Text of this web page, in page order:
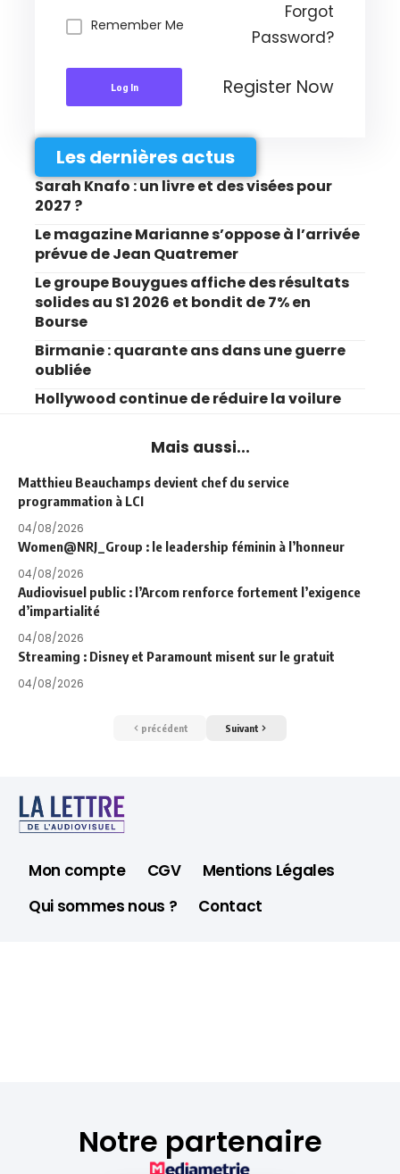
Remember Me
Forgot
Password?
Log In Register Now
Les dernières actus
Sarah Knafo : un livre et des visées pour
2027 ?
Le magazine Marianne s’oppose à l’arrivée
prévue de Jean Quatremer
Le groupe Bouygues affiche des résultats
solides au S1 2026 et bondit de 7% en
Bourse
Birmanie : quarante ans dans une guerre
oubliée
Hollywood continue de réduire la voilure
Mais aussi...
Matthieu Beauchamps devient chef du service
programmation à LCI
04/08/2026
Women@NRJ_Group : le leadership féminin à l’honneur
04/08/2026
Audiovisuel public : l’Arcom renforce fortement l’exigence
d’impartialité
04/08/2026
Streaming : Disney et Paramount misent sur le gratuit
04/08/2026
précédent Suivant
Mon compte CGV
Mentions Légales
Qui sommes nous ?
Contact
Notre partenaire